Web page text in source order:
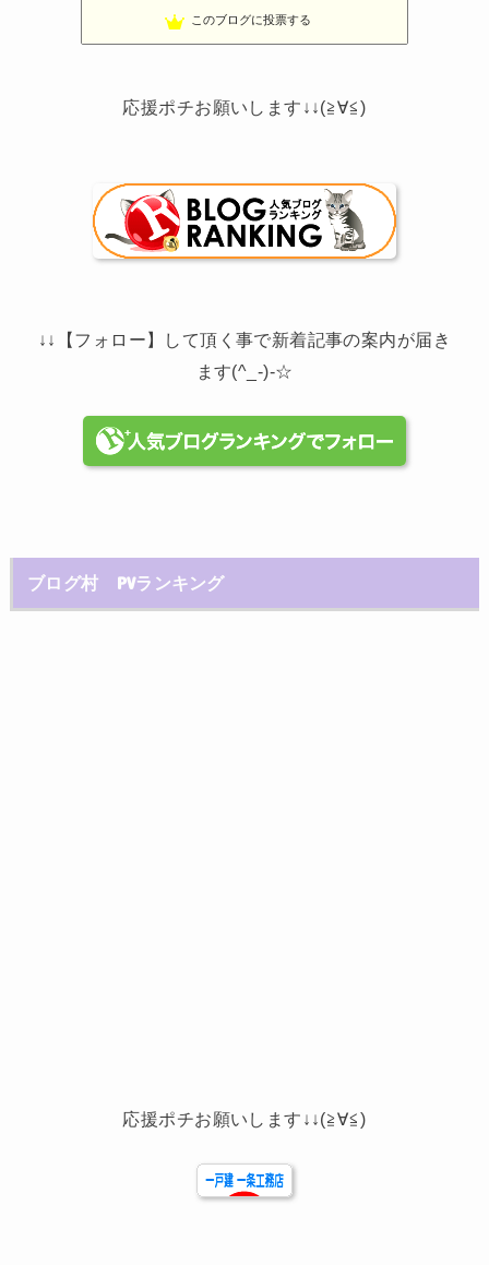
わたしの家づくり│ハウスメーカーで注文住宅を建てよう
このブログに投票する
応援ポチお願いします↓↓(≧∀≦)
↓↓【フォロー】して頂く事で新着記事の案内が届き
ます(^_-)-☆
ブログ村 PVランキング
応援ポチお願いします↓↓(≧∀≦)